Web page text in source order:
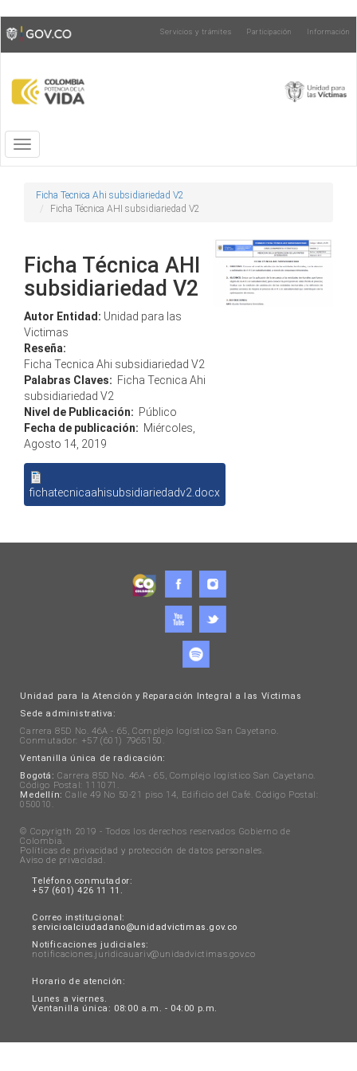
Pasar
al
contenido
Toggle
high
contrast
Servicios y trámites Participación Información
Toggle
navigation
Ficha Tecnica Ahi subsidiariedad V2
Ficha Técnica AHI subsidiariedad V2
Ficha Técnica AHI
subsidiariedad V2
Autor Entidad: Unidad para las
Victimas
Reseña:
Ficha Tecnica Ahi subsidiariedad V2
Palabras Claves: Ficha Tecnica Ahi
subsidiariedad V2
Nivel de Publicación: Público
Fecha de publicación: Miércoles,
Agosto 14, 2019
fichatecnicaahisubsidiariedadv2.docx
Unidad para la Atención y Reparación Integral a las Víctimas
Sede administrativa:
Carrera 85D No. 46A - 65, Complejo logístico San Cayetano.
Conmutador: +57 (601) 7965150.
Ventanilla única de radicación:
Bogotá: Carrera 85D No. 46A - 65, Complejo logístico San Cayetano.
Código Postal: 111071.
Medellín: Calle 49 No 50-21 piso 14, Edificio del Café. Código Postal:
050010.
© Copyrigth 2019 - Todos los derechos reservados Gobierno de
Colombia.
Políticas de privacidad y protección de datos personales.
Aviso de privacidad .
Teléfono conmutador:
+57 (601) 426 11 11.
Correo institucional:
servicioalciudadano@unidadvictimas.gov.co
Notificaciones judiciales:
notificaciones.juridicauariv@unidadvictimas.gov.co
Horario de atención:
Lunes a viernes.
Ventanilla única: 08:00 a.m. - 04:00 p.m.